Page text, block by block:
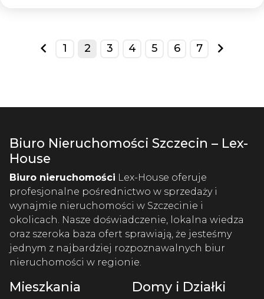
prev
1 2 3 4 5 6 7
next
Biuro Nieruchomości Szczecin – Lex-
House
Biuro nieruchomości Lex-House oferuje
profesjonalne pośrednictwo w sprzedaży i
wynajmie nieruchomości w Szczecinie i
okolicach. Nasze doświadczenie, lokalna wiedza
oraz szeroka baza ofert sprawiają, że jesteśmy
jednym z najbardziej rozpoznawalnych biur
nieruchomości w regionie.
Mieszkania Domy i Działki